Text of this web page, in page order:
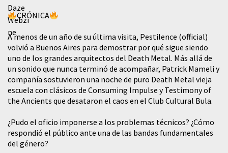
CRÓNICA
A menos de un año de su última visita, Pestilence (official)
volvió a Buenos Aires para demostrar por qué sigue siendo
uno de los grandes arquitectos del Death Metal. Más allá de
un sonido que nunca terminó de acompañar, Patrick Mameli y
compañía sostuvieron una noche de puro Death Metal vieja
escuela con clásicos de Consuming Impulse y Testimony of
the Ancients que desataron el caos en el Club Cultural Bula.
¿Pudo el oficio imponerse a los problemas técnicos? ¿Cómo
respondió el público ante una de las bandas fundamentales
del género?